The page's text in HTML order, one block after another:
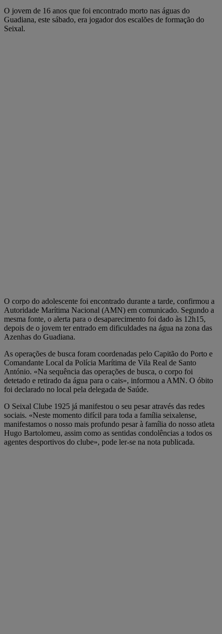
O jovem de 16 anos que foi encontrado morto nas águas do
Guadiana, este sábado, era jogador dos escalões de formação do
Seixal.
O corpo do adolescente foi encontrado durante a tarde, confirmou a
Autoridade Marítima Nacional (AMN) em comunicado. Segundo a
mesma fonte, o alerta para o desaparecimento foi dado às 12h15,
depois de o jovem ter entrado em dificuldades na água na zona das
Azenhas do Guadiana.
As operações de busca foram coordenadas pelo Capitão do Porto e
Comandante Local da Polícia Marítima de Vila Real de Santo
António. «Na sequência das operações de busca, o corpo foi
detetado e retirado da água para o cais», informou a AMN. O óbito
foi declarado no local pela delegada de Saúde.
O Seixal Clube 1925 já manifestou o seu pesar através das redes
sociais. «Neste momento difícil para toda a família seixalense,
manifestamos o nosso mais profundo pesar à família do nosso atleta
Hugo Bartolomeu, assim como as sentidas condolências a todos os
agentes desportivos do clube», pode ler-se na nota publicada.